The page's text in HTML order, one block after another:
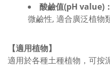
酸鹼值(pH value)
微鹼性, 適合廣泛植物
【適用植物】
適用於各種土種植物，可按